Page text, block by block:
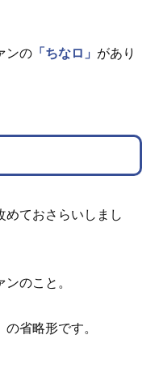
ンの 「ちなロ」 があり
めておさらいしまし
のこと。
の省略形です。